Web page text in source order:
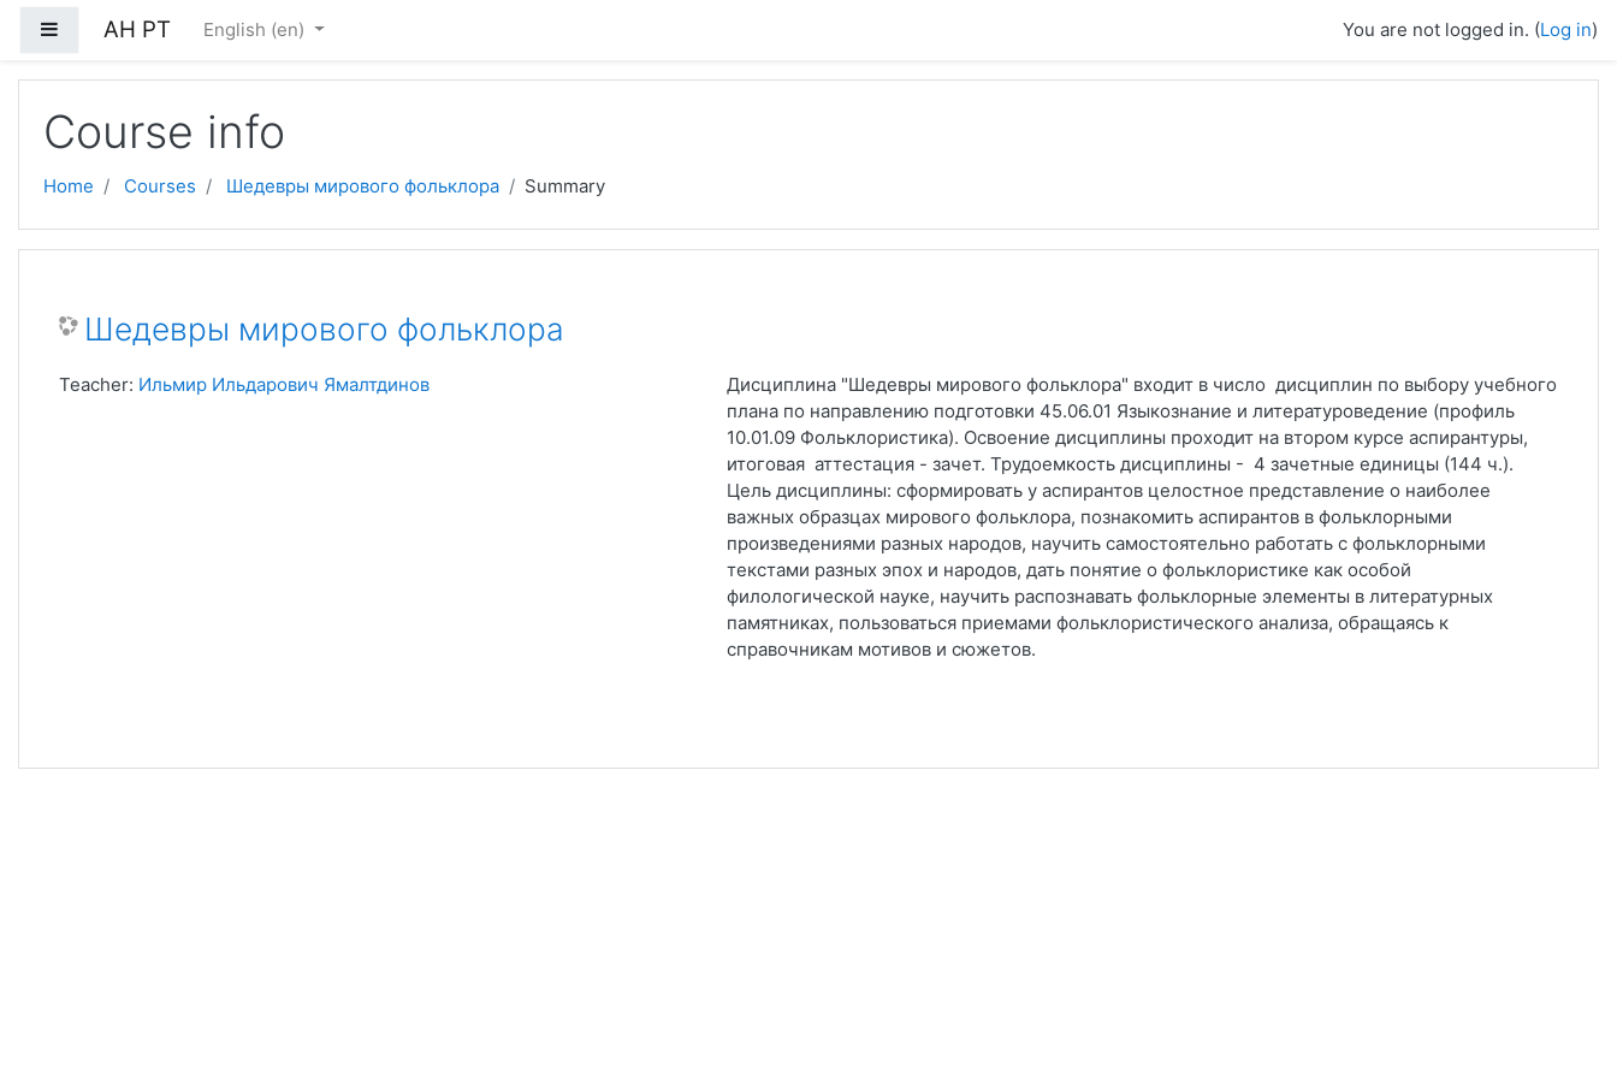
Side panel
АН РТ English ‎(en)‎ You are not logged in. (Log in)
Course info
Home Courses Шедевры мирового фольклора Summary
Шедевры мирового фольклора
Дисциплина "Шедевры мирового фольклора" входит в число дисциплин по выбору учебного
плана по направлению подготовки 45.06.01 Языкознание и литературоведение (профиль
10.01.09 Фольклористика). Освоение дисциплины проходит на втором курсе аспирантуры,
итоговая аттестация - зачет. Трудоемкость дисциплины - 4 зачетные единицы (144 ч.).
Цель дисциплины: сформировать у аспирантов целостное представление о наиболее
важных образцах мирового фольклора, познакомить аспирантов в фольклорными
произведениями разных народов, научить самостоятельно работать с фольклорными
текстами разных эпох и народов, дать понятие о фольклористике как особой
филологической науке, научить распознавать фольклорные элементы в литературных
памятниках, пользоваться приемами фольклористического анализа, обращаясь к
справочникам мотивов и сюжетов.
Teacher: Ильмир Ильдарович Ямалтдинов